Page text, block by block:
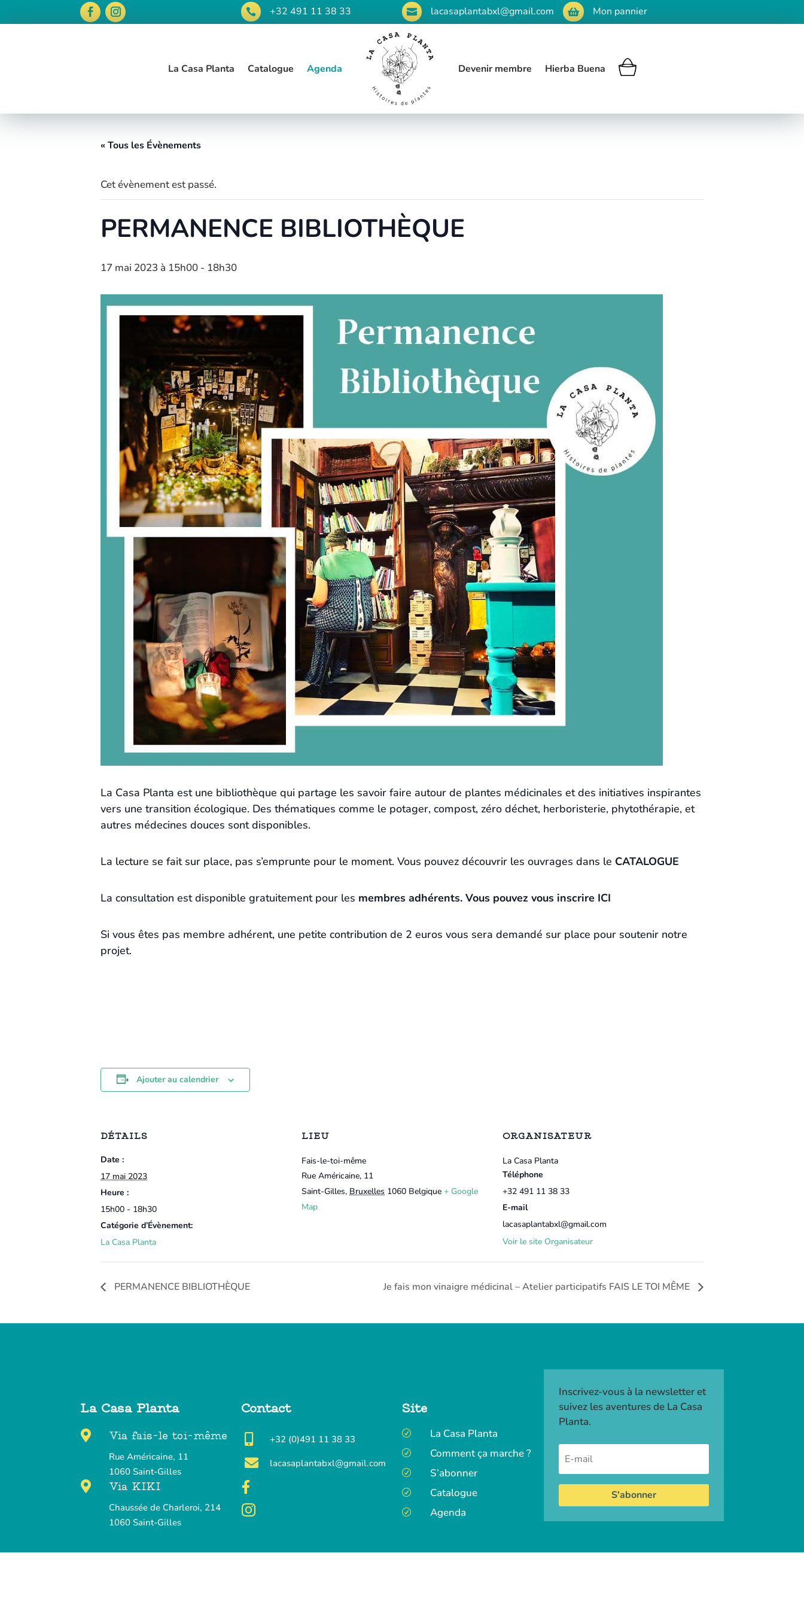
 +32 491 11 38 33  lacasaplantabxl@gmail.com  Mon pannier
La Casa Planta Catalogue Agenda Devenir membre Hierba Buena
« Tous les Évènements
Cet évènement est passé.
PERMANENCE BIBLIOTHÈQUE
17 mai 2023 à 15h00 - 18h30
La Casa Planta est une bibliothèque qui partage les savoir faire autour de plantes médicinales et des initiatives inspirantes
vers une transition écologique. Des thématiques comme le potager, compost, zéro déchet, herboristerie, phytothérapie, et
autres médecines douces sont disponibles.
La lecture se fait sur place, pas s’emprunte pour le moment. Vous pouvez découvrir les ouvrages dans le CATALOGUE
La consultation est disponible gratuitement pour les membres adhérents. Vous pouvez vous inscrire ICI
Si vous êtes pas membre adhérent, une petite contribution de 2 euros vous sera demandé sur place pour soutenir notre
projet.
Ajouter au calendrier
DÉTAILS
Date :
17 mai 2023
Heure :
15h00 - 18h30
Catégorie d’Évènement:
La Casa Planta
LIEU
Fais-le-toi-même
Rue Américaine, 11
Saint-Gilles, Bruxelles 1060 Belgique + Google
Map
ORGANISATEUR
La Casa Planta
Téléphone
+32 491 11 38 33
E-mail
lacasaplantabxl@gmail.com
Voir le site Organisateur
PERMANENCE BIBLIOTHÈQUE Je fais mon vinaigre médicinal – Atelier participatifs FAIS LE TOI MÊME
La Casa Planta
 Via fais-le toi-même
Rue Américaine, 11
1060 Saint-Gilles
 Via KIKI
Chaussée de Charleroi, 214
1060 Saint-Gilles
Contact
 +32 (0)491 11 38 33
 lacasaplantabxl@gmail.com


Site
R La Casa Planta
R Comment ça marche ?
R S’abonner
R Catalogue
R Agenda
Inscrivez-vous à la newsletter et
suivez les aventures de La Casa
Planta.
S'abonner